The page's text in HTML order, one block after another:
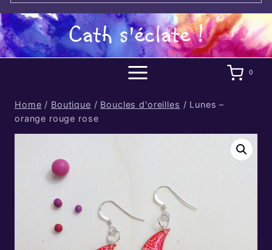
Cath s'éclate !
0
Home / Boutique / Boucles d'oreilles / Lunes –
orange rouge rose